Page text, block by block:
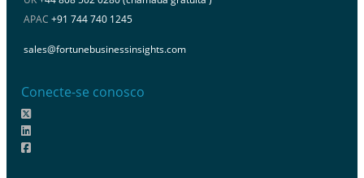
APAC +91 744 740 1245
sales@fortunebusinessinsights.com
Conecte-se conosco